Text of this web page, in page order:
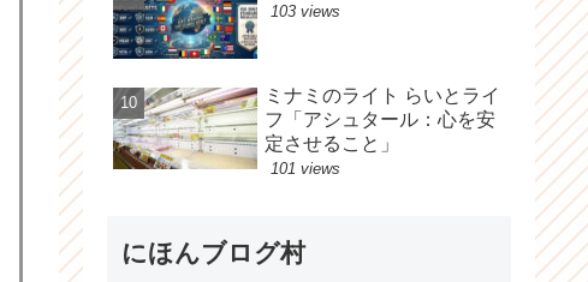
103 views
ミナミのライト らいとライ
フ「アシュタール：心を安
定させること」
101 views
にほんブログ村